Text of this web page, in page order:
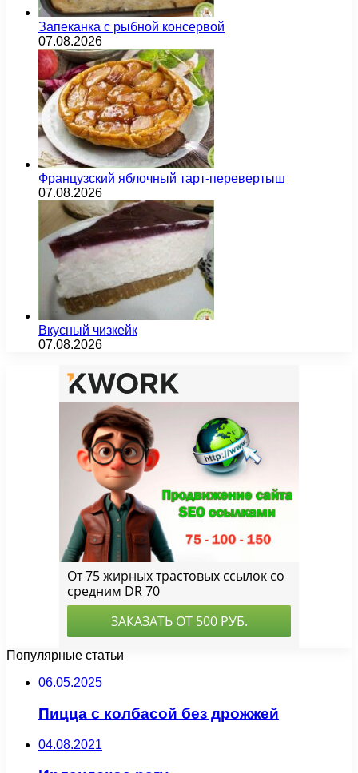
Запеканка с рыбной консервой
07.08.2026
Французский яблочный тарт-перевертыш
07.08.2026
Вкусный чизкейк
07.08.2026
Популярные статьи
06.05.2025
Пицца с колбасой без дрожжей
04.08.2021